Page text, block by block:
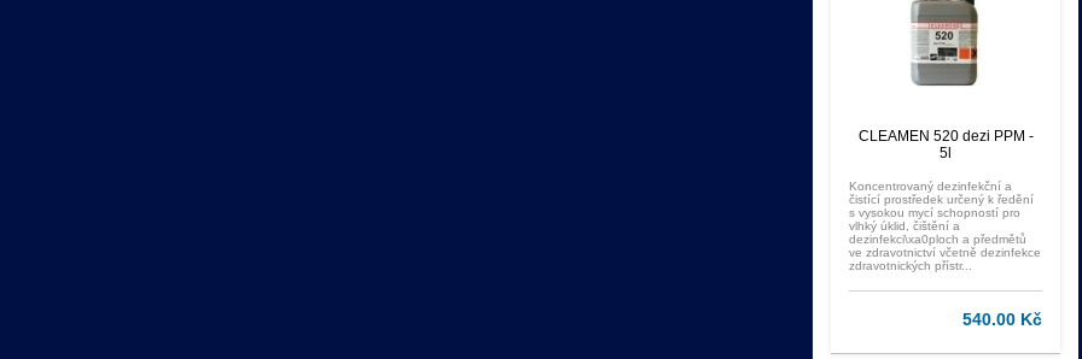
CLEAMEN 520 dezi PPM -
5l
Koncentrovaný dezinfekční a
čistící prostředek určený k ředění
s vysokou mycí schopností pro
vlhký úklid, čištění a
dezinfekci\xa0ploch a předmětů
ve zdravotnictví včetně dezinfekce
zdravotnických přístr...
540.00 Kč